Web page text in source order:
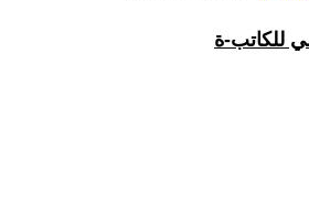
للكاتب-ة